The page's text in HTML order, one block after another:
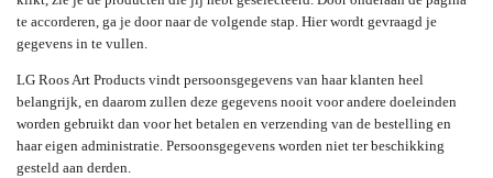
te accorderen, ga je door naar de volgende stap. Hier wordt gevraagd je
gegevens in te vullen.
LG Roos Art Products vindt persoonsgegevens van haar klanten heel
belangrijk, en daarom zullen deze gegevens nooit voor andere doeleinden
worden gebruikt dan voor het betalen en verzending van de bestelling en
haar eigen administratie. Persoonsgegevens worden niet ter beschikking
gesteld aan derden.